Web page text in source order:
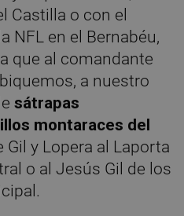
Castilla o con el
NFL en el Bernabéu,
que al comandante
a nuestro
sátrapas
montaraces del
Gil y Lopera al Laporta
o al Jesús Gil de los